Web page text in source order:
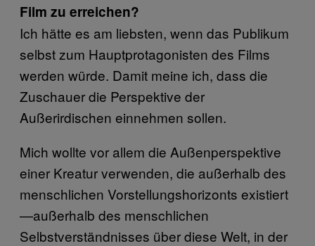
Film zu erreichen?
Ich hätte es am liebsten, wenn das Publikum
selbst zum Hauptprotagonisten des Films
werden würde. Damit meine ich, dass die
Zuschauer die Perspektive der
Außerirdischen einnehmen sollen.
Mich wollte vor allem die Außenperspektive
einer Kreatur verwenden, die außerhalb des
menschlichen Vorstellungshorizonts existiert
—außerhalb des menschlichen
Selbstverständnisses über diese Welt, in der